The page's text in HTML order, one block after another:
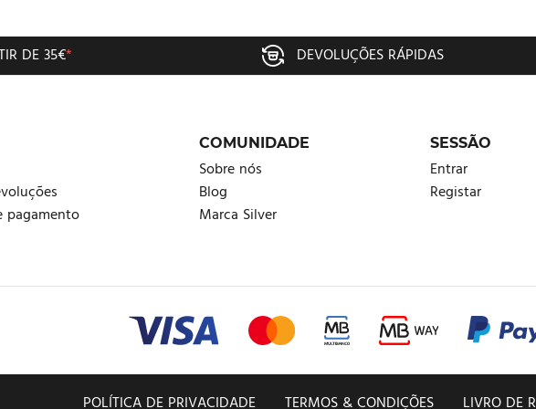
DE 35€* DEVOLUÇÕES RÁPIDAS
pagamento
COMUNIDADE
Sobre nós
Blog
Marca Silver
SESSÃO
Entrar
Registar
POLÍTICA DE PRIVACIDADE TERMOS & CONDIÇÕES LIVRO DE
Esqueceu a palavra-passe?
Eu concordo com a Política de Privacidadee
Termos & Condições
Efetuar pedido